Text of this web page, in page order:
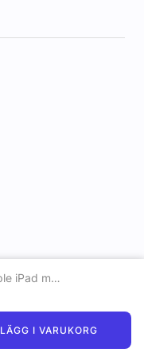
Apple Smart Folio för Apple iPad mini (2024) - Grafitgrå
LÄGG I VARUKORG